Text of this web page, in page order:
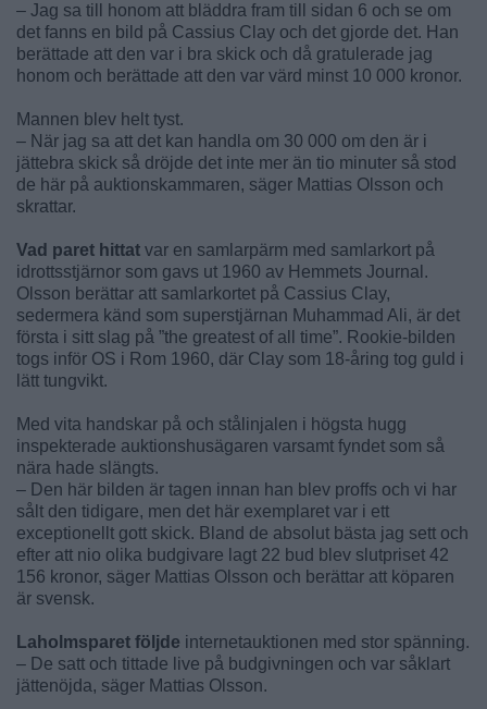
– Jag sa till honom att bläddra fram till sidan 6 och se om
det fanns en bild på Cassius Clay och det gjorde det. Han
berättade att den var i bra skick och då gratulerade jag
honom och berättade att den var värd minst 10 000 kronor.
Mannen blev helt tyst.
– När jag sa att det kan handla om 30 000 om den är i
jättebra skick så dröjde det inte mer än tio minuter så stod
de här på auktionskammaren, säger Mattias Olsson och
skrattar.
Vad paret hittat var en samlarpärm med samlarkort på
idrottsstjärnor som gavs ut 1960 av Hemmets Journal.
Olsson berättar att samlarkortet på Cassius Clay,
sedermera känd som superstjärnan Muhammad Ali, är det
första i sitt slag på ”the greatest of all time”. Rookie-bilden
togs inför OS i Rom 1960, där Clay som 18-åring tog guld i
lätt tungvikt.
Med vita handskar på och stålinjalen i högsta hugg
inspekterade auktionshusägaren varsamt fyndet som så
nära hade slängts.
– Den här bilden är tagen innan han blev proffs och vi har
sålt den tidigare, men det här exemplaret var i ett
exceptionellt gott skick. Bland de absolut bästa jag sett och
efter att nio olika budgivare lagt 22 bud blev slutpriset 42
156 kronor, säger Mattias Olsson och berättar att köparen
är svensk.
Laholmsparet följde internetauktionen med stor spänning.
– De satt och tittade live på budgivningen och var såklart
jättenöjda, säger Mattias Olsson.